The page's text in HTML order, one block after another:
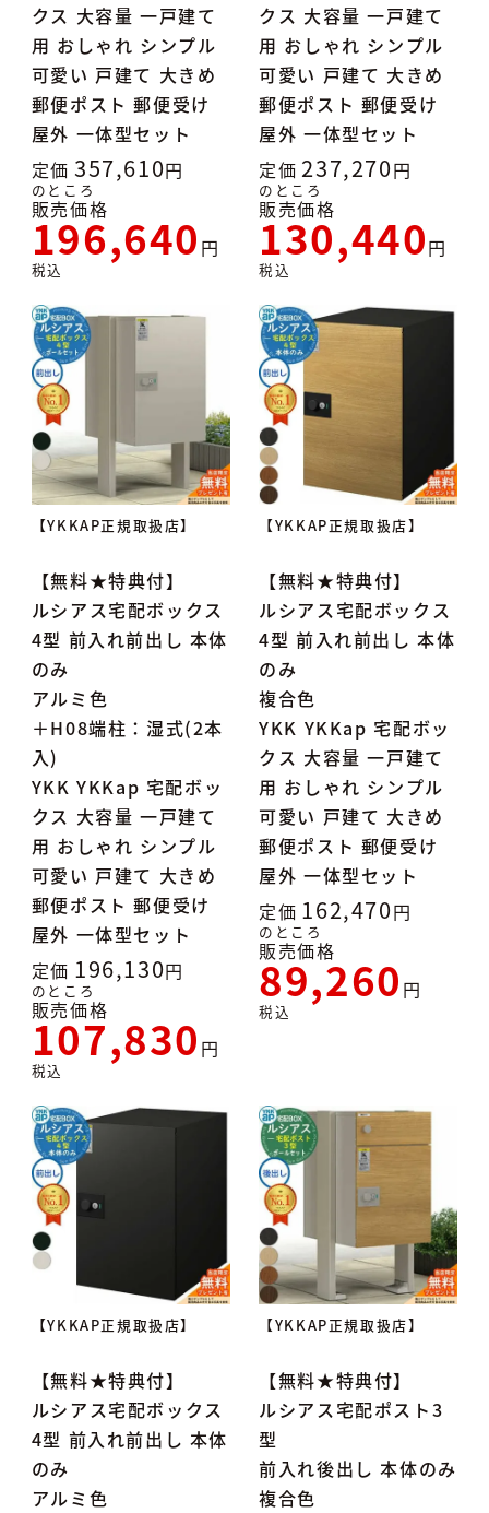
クス 大容量 一戸建て
用 おしゃれ シンプル
可愛い 戸建て 大きめ
郵便ポスト 郵便受け
屋外 一体型セット
定価 357,610
のところ
販売価格
196,640
税込
クス 大容量 一戸建て
用 おしゃれ シンプル
可愛い 戸建て 大きめ
郵便ポスト 郵便受け
屋外 一体型セット
定価 237,270
のところ
販売価格
130,440
税込
【YKKAP正規取扱店】
【無料★特典付】
ルシアス宅配ボックス
4型 前入れ前出し 本体
のみ
アルミ色
＋H08端柱：湿式(2本
入)
YKK YKKap 宅配ボッ
クス 大容量 一戸建て
用 おしゃれ シンプル
可愛い 戸建て 大きめ
郵便ポスト 郵便受け
屋外 一体型セット
定価 196,130
のところ
販売価格
107,830
税込
【YKKAP正規取扱店】
【無料★特典付】
ルシアス宅配ボックス
4型 前入れ前出し 本体
のみ
複合色
YKK YKKap 宅配ボッ
クス 大容量 一戸建て
用 おしゃれ シンプル
可愛い 戸建て 大きめ
郵便ポスト 郵便受け
屋外 一体型セット
定価 162,470
のところ
販売価格
89,260
税込
【YKKAP正規取扱店】
【無料★特典付】
ルシアス宅配ボックス
4型 前入れ前出し 本体
のみ
アルミ色
【YKKAP正規取扱店】
【無料★特典付】
ルシアス宅配ポスト3
型
前入れ後出し 本体のみ
複合色